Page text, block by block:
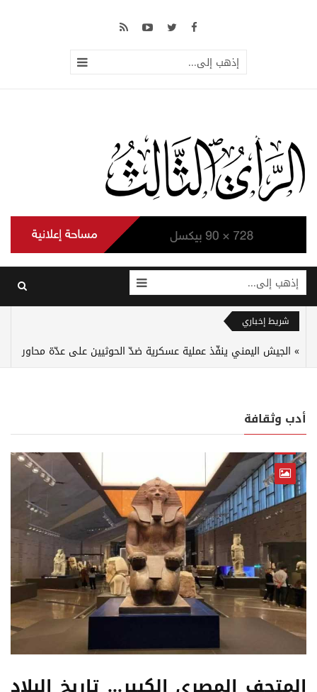
إذهب إلى...
إذهب إلى...
شريط إخباري
الجيش اليمني ينفّذ عملية عسكرية ضدّ الحوثيين على عدّة محاور
أدب وثقافة